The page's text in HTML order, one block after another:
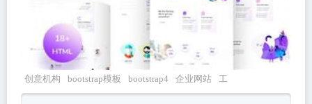
创意机构 bootstrap模板 bootstrap4 企业网站
工
作室